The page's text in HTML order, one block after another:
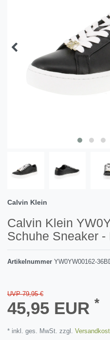
Calvin Klein
Calvin Klein
Schuhe Sneaker -
Artikelnummer YW0YW00162-
UVP 79,95 €
45,95 EUR *
* inkl. ges. MwSt. zzgl.